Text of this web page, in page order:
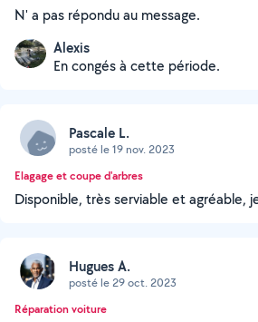
N' a pas répondu au message.
Alexis
En congés à cette période.
Pascale L.
posté le 19 nov. 2023
Elagage et coupe d'arbres
Disponible, très serviable et agréable,
Hugues A.
posté le 29 oct. 2023
Réparation voiture